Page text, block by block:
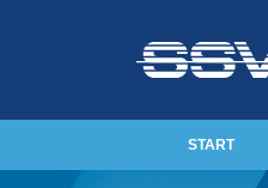
START